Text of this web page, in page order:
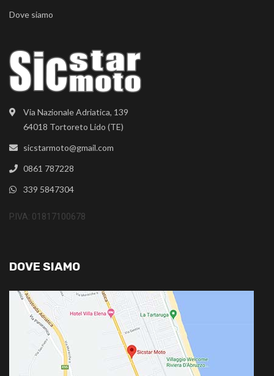
Via Nazionale Adriatica, 139
64018 Tortoreto Lido (TE)
sicstarmoto@gmail.com
0861 787228
339 5847304
P.IVA: 01817100678
Dove siamo
DOVE SIAMO